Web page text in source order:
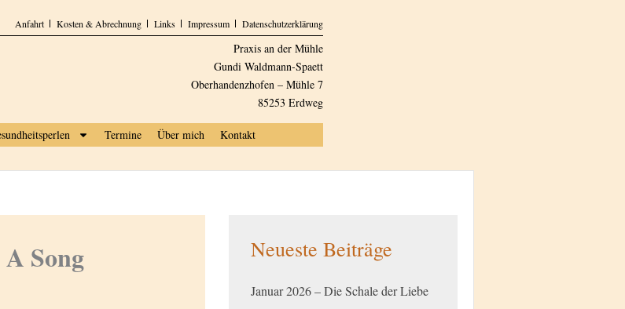
Anfahrt Kosten & Abrechnung Links Impressum Datenschutzerklärung
Praxis an der Mühle
Gundi Waldmann-Spaett
Oberhandenzhofen – Mühle 7
85253 Erdweg
Termine Über mich Kontakt
Song Neueste Beiträge
Januar 2026 – Die Schale der Liebe